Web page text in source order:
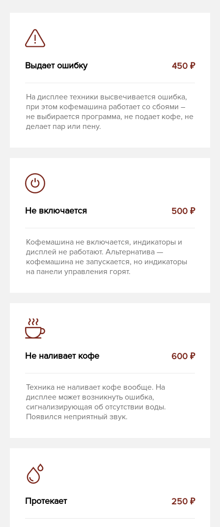
Выдает ошибку 450 ₽
На дисплее техники высвечивается ошибка,
при этом кофемашина работает со сбоями –
не выбирается программа, не подает кофе, не
делает пар или пену.
Не включается 500 ₽
Кофемашина не включается, индикаторы и
дисплей не работают. Альтернатива —
кофемашина не запускается, но индикаторы
на панели управления горят.
Не наливает кофе 600 ₽
Техника не наливает кофе вообще. На
дисплее может возникнуть ошибка,
сигнализирующая об отсутствии воды.
Появился неприятный звук.
Протекает 250 ₽